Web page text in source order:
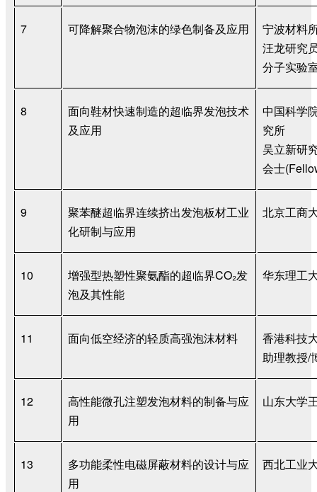
7 可降解聚合物泡沫的绿色制备及应用
宁波材料
汪龙研究
分子实验
8
面向鞋材快速制造的超临界发泡技术
及应用
中国科学
究所
吴立新研
会士
9
聚苯醚超临界连续挤出发泡板材工业
化研制与应用
北京工商
10 增强型热塑性聚氨酯的超临界CO₂发
泡及其性能
华东理工
11 面向低空经济的轻质高强泡沫材料
香港科技
助理教授/
12
高性能微孔注塑发泡材料的制备与应
用
山东大学
13
多功能柔性电磁屏蔽材料的设计与应
用
西北工业